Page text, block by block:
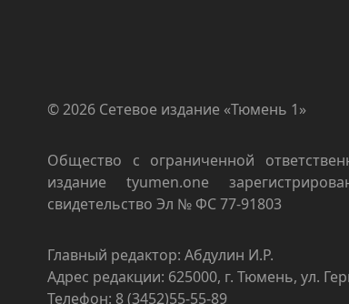
© 2026 Сетевое издание «Тюмень 1»
Общество с ограниченной
издание tyumen.one
свидетельство Эл № ФС 77-91803
Главный редактор: Абдулин И.Р.
Адрес редакции: 625000, г. Тюмень, ул.
Телефон: 8 (3452)55-55-89